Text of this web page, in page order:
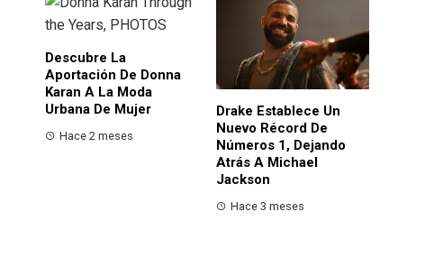
Descubre La
Aportación De Donna
Karan A La Moda
Urbana De Mujer
Hace 2 meses
Drake Establece Un
Nuevo Récord De
Números 1, Dejando
Atrás A Michael
Jackson
Hace 3 meses